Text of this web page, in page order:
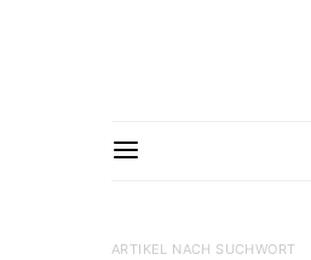
ARTIKEL NACH SUCHWORT